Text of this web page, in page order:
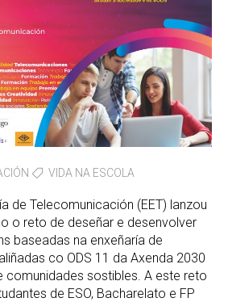
VIDA NA ESCOLA
de Telecomunicación (EET) lanzou
o reto de deseñar e desenvolver
baseadas na enxeñaría de
co ODS 11 da Axenda 2030
comunidades sostibles. A este reto
de ESO, Bacharelato e FP